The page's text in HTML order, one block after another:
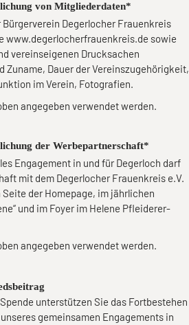
von Mitgliederdaten*
Bürgerverein Degerlocher Frauenkreis
www.degerlocherfrauenkreis.de sowie
vereinseigenen Drucksachen
Zuname, Dauer der Vereinszugehörigkeit,
im Verein, Fotografien.
angegeben verwendet werden.
der Werbepartnerschaft*
Engagement in und für Degerloch darf
mit dem Degerlocher Frauenkreis e.V.
der Homepage, im jährlichen
und im Foyer im Helene Pfleiderer-
angegeben verwendet werden.
unterstützen Sie das Fortbestehen
gemeinsamen Engagements in